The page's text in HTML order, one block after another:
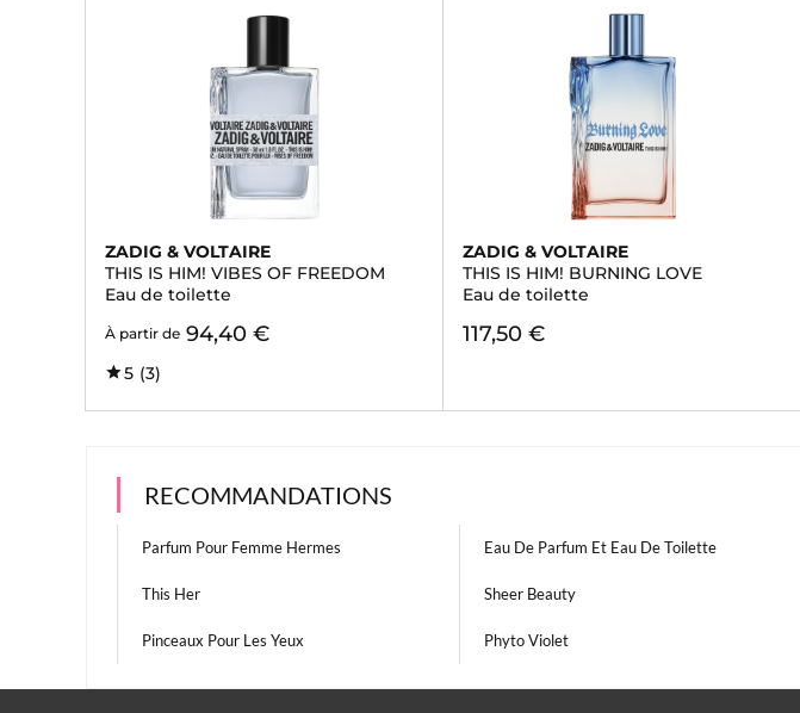
ZADIG & VOLTAIRE
THIS IS HIM! VIBES OF FREEDOM
Eau de toilette
À partir de 94,40 €
5 (3)
ZADIG & VOLTAIRE
THIS IS HIM! BURNING LOVE
Eau de toilette
117,50 €
RECOMMANDATIONS
Parfum Pour Femme Hermes Eau De Parfum Et Eau De Toilette
This Her Sheer Beauty
Pinceaux Pour Les Yeux Phyto Violet